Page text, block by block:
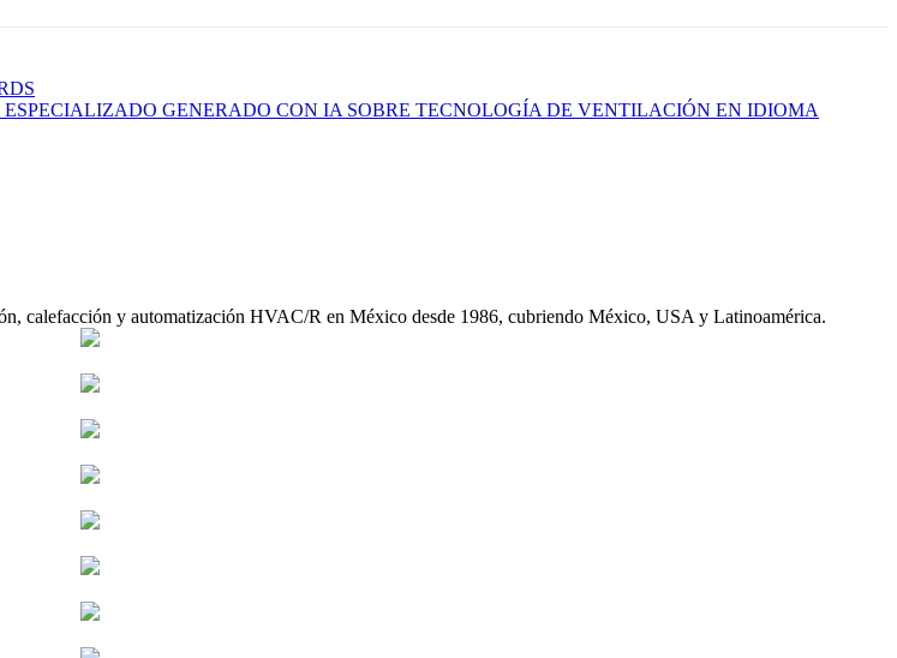
GENERADO CON IA SOBRE TECNOLOGÍA DE VENTILACIÓN EN IDIOMA
calefacción y automatización HVAC/R en México desde 1986, cubriendo México, USA y Latinoamérica.